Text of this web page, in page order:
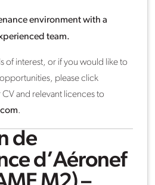
environment with a
team.
of interest, or if you would like to
please click
and relevant licences to
.
de
d’Aéronef